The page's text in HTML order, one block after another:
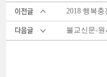
2018 행복충
불교신문-